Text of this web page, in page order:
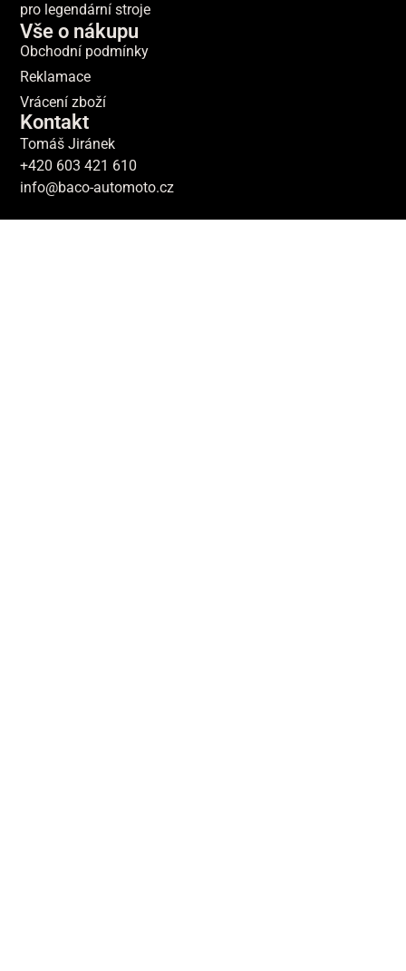
pro legendární stroje
Vše o nákupu
Obchodní podmínky
Reklamace
Vrácení zboží
Kontakt
Tomáš Jiránek
+420 603 421 610
info@baco-automoto.cz